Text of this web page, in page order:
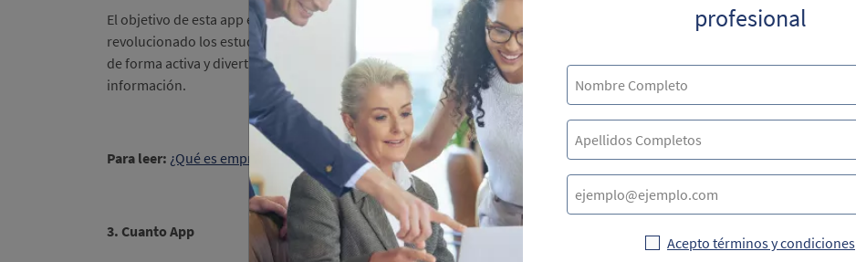
El objetivo de esta app es la recolección de información valiosa para las empresas. De hecho, se dice que ha
revolucionado los estudios de mercado, puesto que su propuesta está basada en que los usuarios participen
de forma activa y divertida en campañas y estrategias de mercado que permita la recopilación de
información.
Para leer: ¿Qué es emprendimiento y por qué emprender?
3. Cuanto App
profesional
Acepto términos y condiciones